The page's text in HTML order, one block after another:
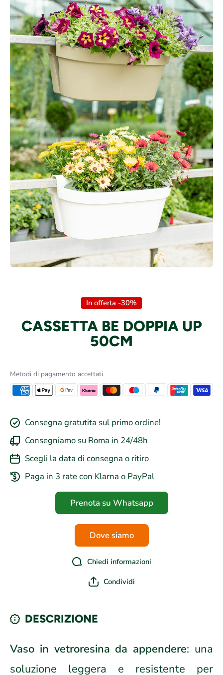
In offerta -30%
CASSETTA BE DOPPIA UP
50CM
Metodi di pagamento accettati
Consegna gratutita sul primo ordine!
Consegniamo su Roma in 24/48h
Scegli la data di consegna o ritiro
Paga in 3 rate con Klarna o PayPal
Prenota su Whatsapp
Dove siamo
Chiedi informazioni
Condividi
DESCRIZIONE
Vaso in vetroresina da appendere: una
soluzione leggera e resistente per